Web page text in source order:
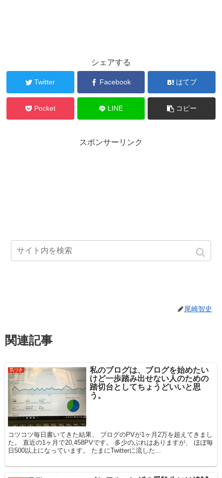
シェアする
Twitter Facebook はてブ
Pocket LINE コピー
スポンサーリンク
尾崎智史
関連記事
気づき
私のブログは、ブログを始めたい
けど一歩踏み出せない人のための
踏切台としてちょうどいいと思
う。
コツコツ毎日書いてきた結果、 ブログのPVが1ヶ月2万を超えてきまし
た。 直近の1ヶ月で20,458PVです。 多少のぶれはありますが、 ほぼ毎
日500以上になっています。 たまにTwitterに流した...